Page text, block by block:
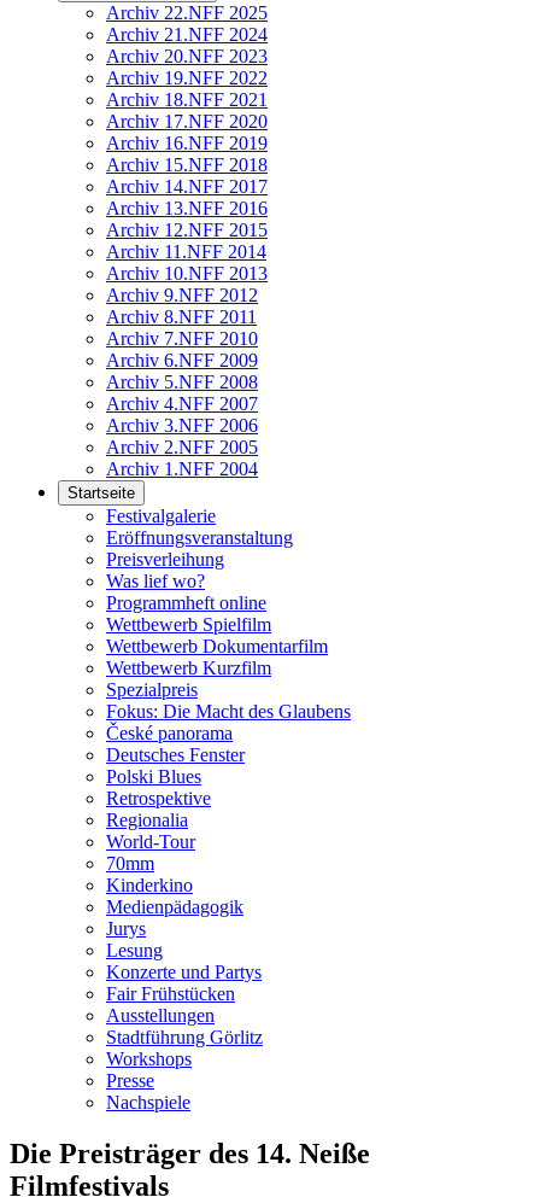
Archiv 22.NFF 2025
Archiv 21.NFF 2024
Archiv 20.NFF 2023
Archiv 19.NFF 2022
Archiv 18.NFF 2021
Archiv 17.NFF 2020
Archiv 16.NFF 2019
Archiv 15.NFF 2018
Archiv 14.NFF 2017
Archiv 13.NFF 2016
Archiv 12.NFF 2015
Archiv 11.NFF 2014
Archiv 10.NFF 2013
Archiv 9.NFF 2012
Archiv 8.NFF 2011
Archiv 7.NFF 2010
Archiv 6.NFF 2009
Archiv 5.NFF 2008
Archiv 4.NFF 2007
Archiv 3.NFF 2006
Archiv 2.NFF 2005
Archiv 1.NFF 2004
Startseite
Festivalgalerie
Eröffnungsveranstaltung
Preisverleihung
Was lief wo?
Programmheft online
Wettbewerb Spielfilm
Wettbewerb Dokumentarfilm
Wettbewerb Kurzfilm
Spezialpreis
Fokus: Die Macht des Glaubens
České panorama
Deutsches Fenster
Polski Blues
Retrospektive
Regionalia
World-Tour
70mm
Kinderkino
Medienpädagogik
Jurys
Lesung
Konzerte und Partys
Fair Frühstücken
Ausstellungen
Stadtführung Görlitz
Workshops
Presse
Nachspiele
Die Preisträger des 14. Neiße
Filmfestivals